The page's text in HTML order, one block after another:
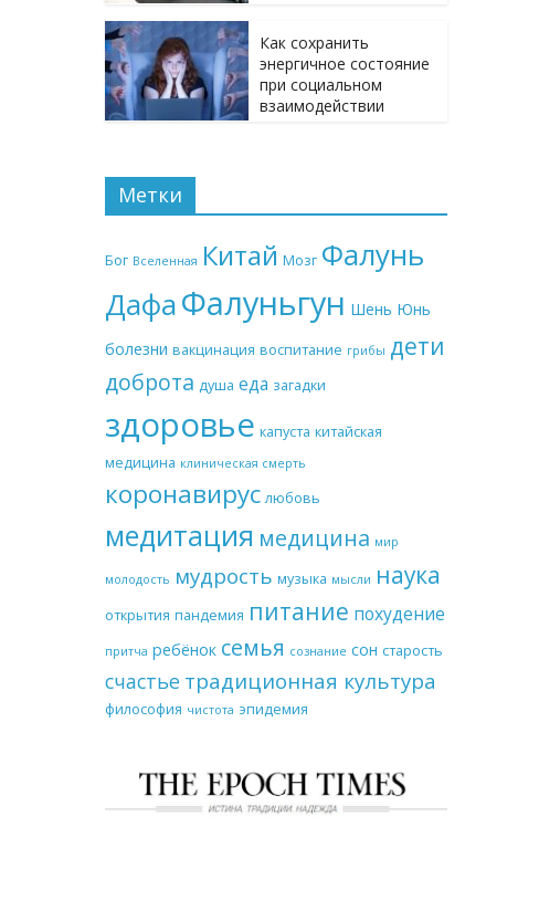
Как сохранить
энергичное состояние
при социальном
взаимодействии
Метки
Бог Вселенная Китай Мозг Фалунь
ДафаФалуньгун Шень Юнь
болезни вакцинация воспитание грибы дети
доброта душа еда загадки
здоровье капуста китайская
медицина клиническая смерть
коронавирус любовь
медитация медицина мир
молодость мудрость музыка мысли наука
открытия пандемия питание похудение
притча ребёнок семья сознание сон старость
счастье традиционная культура
философия чистота эпидемия